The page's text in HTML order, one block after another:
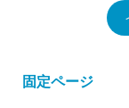
固定ページ